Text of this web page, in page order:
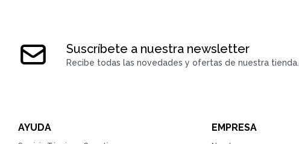
Suscríbete a nuestra newsletter
Recibe todas las novedades y ofertas de nuestra tienda.
AYUDA EMPRESA